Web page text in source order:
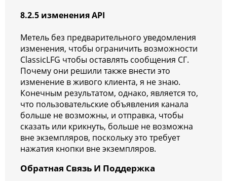
8.2.5 изменения API
Метель без предварительного уведомления
изменения, чтобы ограничить возможности
ClassicLFG чтобы оставлять сообщения СГ.
Почему они решили также внести это
изменение в живого клиента, я не знаю.
Конечным результатом, однако, является то,
что пользовательские объявления канала
больше не возможны, и отправка, чтобы
сказать или крикнуть, больше не возможна
вне экземпляров, поскольку это требует
нажатия кнопки вне экземпляров.
Обратная Связь И Поддержка